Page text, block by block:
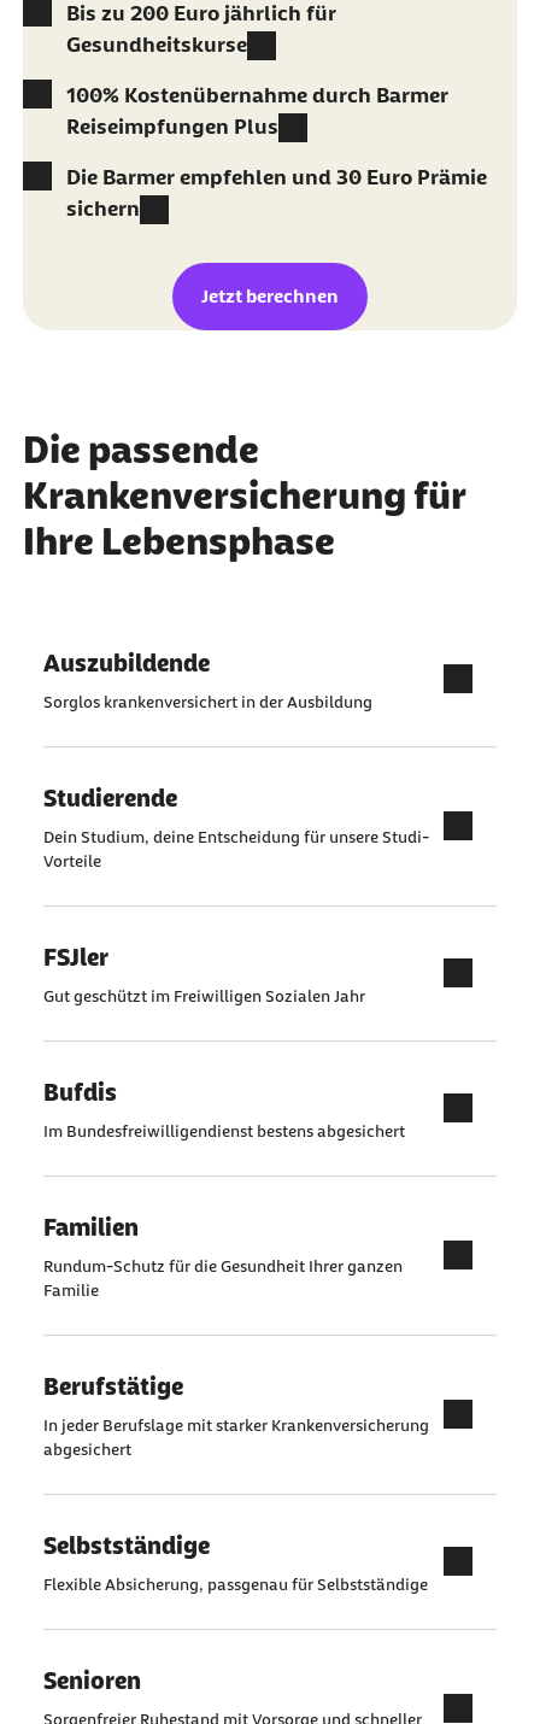
Bis zu 200 Euro jährlich für
Gesundheitskurse
100% Kostenübernahme durch Barmer
Reiseimpfungen Plus
externer Link:
Die Barmer empfehlen und 30 Euro Prämie
sichern
Jetzt berechnen
Die passende
Krankenversicherung für
Ihre Lebensphase
Auszubildende
Sorglos krankenversichert in der Ausbildung
Studierende
Dein Studium, deine Entscheidung für unsere Studi-
Vorteile
FSJler
Gut geschützt im Freiwilligen Sozialen Jahr
Bufdis
Im Bundesfreiwilligendienst bestens abgesichert
Familien
Rundum-Schutz für die Gesundheit Ihrer ganzen
Familie
Berufstätige
In jeder Berufslage mit starker Krankenversicherung
abgesichert
Selbstständige
Flexible Absicherung, passgenau für Selbstständige
Senioren
Sorgenfreier Ruhestand mit Vorsorge und schneller